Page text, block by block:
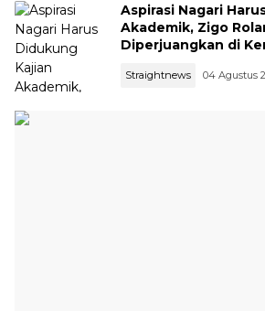
Aspirasi Nagari
Akademik, Zigo
Diperjuangkan di
Straightnews 04 Agustus